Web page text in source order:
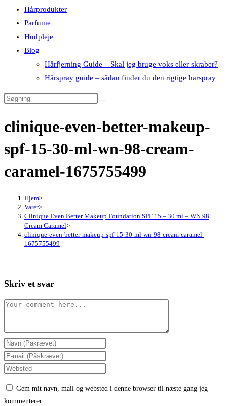
Hårprodukter
Parfume
Hudpleje
Blog
Hårfjerning Guide – Skal jeg bruge voks eller skraber?
Hårspray guide – sådan finder du den rigtige hårspray
clinique-even-better-makeup-
spf-15-30-ml-wn-98-cream-
caramel-1675755499
Hjem>
Varer>
Clinique Even Better Makeup Foundation SPF 15 – 30 ml – WN 98
Cream Caramel>
clinique-even-better-makeup-spf-15-30-ml-wn-98-cream-caramel-
1675755499
Skriv et svar
Comment
Enter
your
name
Enter
your
Enter
Gem mit navn, mail og websted i denne browser til næste gang jeg
kommenterer.